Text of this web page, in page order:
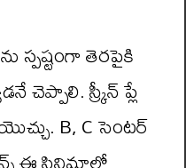
స్ప‌ష్టంగా తెర‌పైకి
చెప్పాలి. స్క్రీన్ ప్లే
B, C సెంటర్